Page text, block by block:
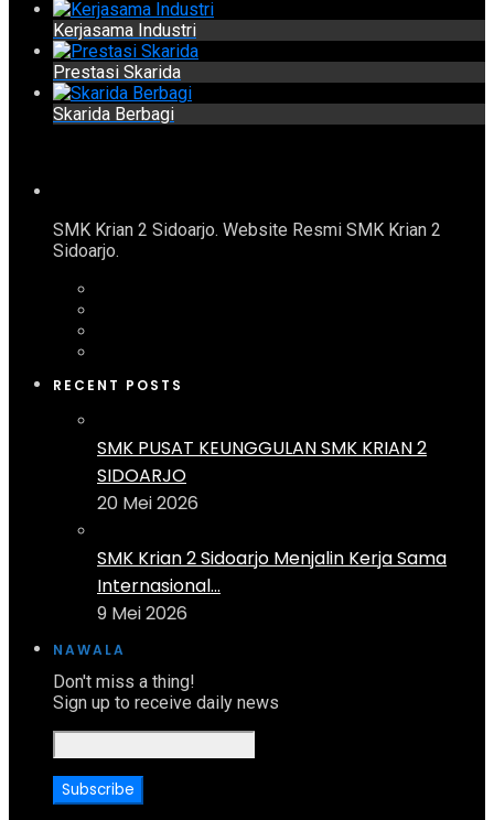
Kerjasama Industri
Prestasi Skarida
Skarida Berbagi
SMK Krian 2 Sidoarjo. Website Resmi SMK Krian 2
Sidoarjo.
RECENT POSTS
SMK PUSAT KEUNGGULAN SMK KRIAN 2
SIDOARJO
20 Mei 2026
SMK Krian 2 Sidoarjo Menjalin Kerja Sama
Internasional...
9 Mei 2026
NAWALA
Don't miss a thing!
Sign up to receive daily news